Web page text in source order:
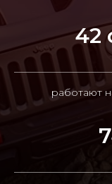
42
работают